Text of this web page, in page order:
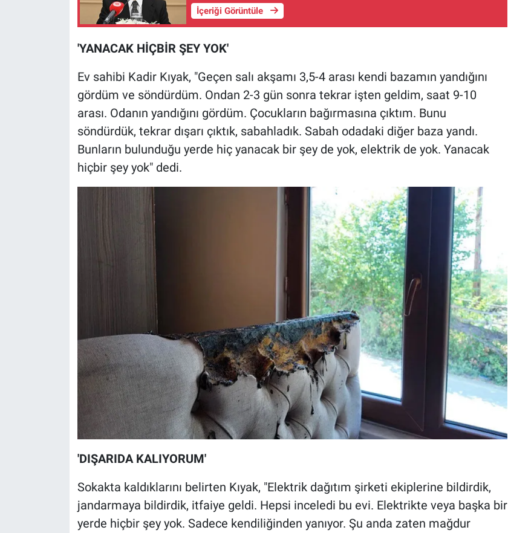
İçeriği Görüntüle
'YANACAK HİÇBİR ŞEY YOK'
Ev sahibi Kadir Kıyak, "Geçen salı akşamı 3,5-4 arası kendi bazamın yandığını
gördüm ve söndürdüm. Ondan 2-3 gün sonra tekrar işten geldim, saat 9-10
arası. Odanın yandığını gördüm. Çocukların bağırmasına çıktım. Bunu
söndürdük, tekrar dışarı çıktık, sabahladık. Sabah odadaki diğer baza yandı.
Bunların bulunduğu yerde hiç yanacak bir şey de yok, elektrik de yok. Yanacak
hiçbir şey yok" dedi.
'DIŞARIDA KALIYORUM'
Sokakta kaldıklarını belirten Kıyak, "Elektrik dağıtım şirketi ekiplerine bildirdik,
jandarmaya bildirdik, itfaiye geldi. Hepsi inceledi bu evi. Elektrikte veya başka bir
yerde hiçbir şey yok. Sadece kendiliğinden yanıyor. Şu anda zaten mağdur